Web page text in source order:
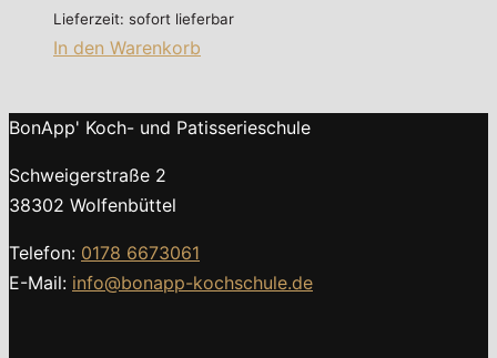
Lieferzeit: sofort lieferbar
In den Warenkorb
BonApp' Koch- und Patisserieschule
Schweigerstraße 2
38302 Wolfenbüttel
Telefon: 0178 6673061
E-Mail: info@bonapp-kochschule.de